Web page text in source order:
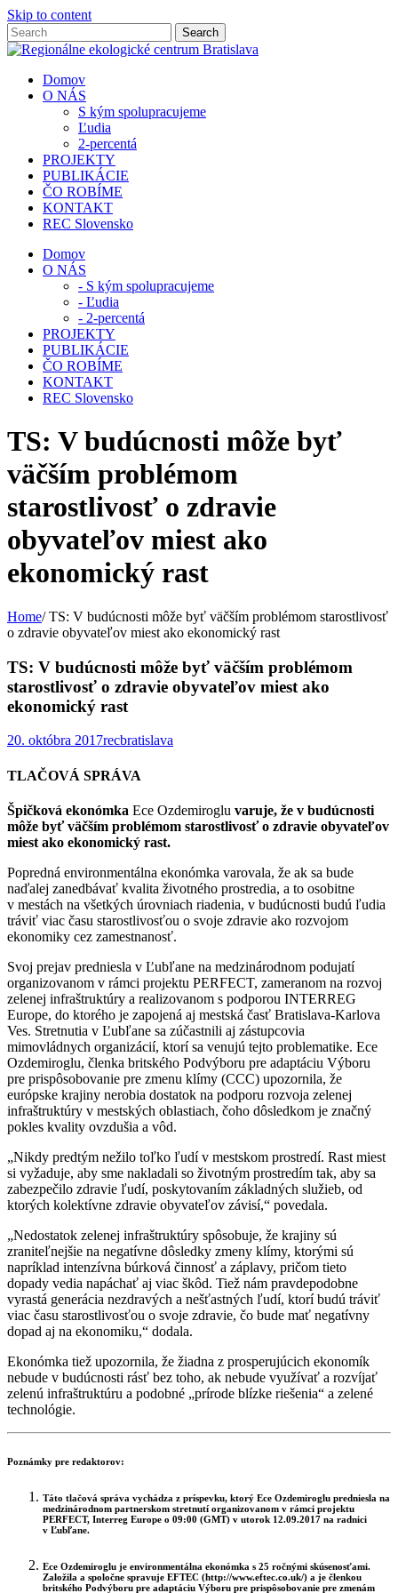
Skip to content
Domov
O NÁS
S kým spolupracujeme
Ľudia
2-percentá
PROJEKTY
PUBLIKÁCIE
ČO ROBÍME
KONTAKT
REC Slovensko
Domov
O NÁS
- S kým spolupracujeme
- Ľudia
- 2-percentá
PROJEKTY
PUBLIKÁCIE
ČO ROBÍME
KONTAKT
REC Slovensko
TS: V budúcnosti môže byť
väčším problémom
starostlivosť o zdravie
obyvateľov miest ako
ekonomický rast
Home/TS: V budúcnosti môže byť väčším problémom starostlivosť
o zdravie obyvateľov miest ako ekonomický rast
TS: V budúcnosti môže byť väčším problémom
starostlivosť o zdravie obyvateľov miest ako
ekonomický rast
20. októbra 2017recbratislava
TLAČOVÁ SPRÁVA
Špičková ekonómka Ece Ozdemiroglu varuje, že v budúcnosti
môže byť väčším problémom starostlivosť o zdravie obyvateľov
miest ako ekonomický rast.
Popredná environmentálna ekonómka varovala, že ak sa bude
naďalej zanedbávať kvalita životného prostredia, a to osobitne
v mestách na všetkých úrovniach riadenia, v budúcnosti budú ľudia
tráviť viac času starostlivosťou o svoje zdravie ako rozvojom
ekonomiky cez zamestnanosť.
Svoj prejav predniesla v Ľubľane na medzinárodnom podujatí
organizovanom v rámci projektu PERFECT, zameranom na rozvoj
zelenej infraštruktúry a realizovanom s podporou INTERREG
Europe, do ktorého je zapojená aj mestská časť Bratislava-Karlova
Ves. Stretnutia v Ľubľane sa zúčastnili aj zástupcovia
mimovládnych organizácií, ktorí sa venujú tejto problematike. Ece
Ozdemiroglu, členka britského Podvýboru pre adaptáciu Výboru
pre prispôsobovanie pre zmenu klímy (CCC) upozornila, že
európske krajiny nerobia dostatok na podporu rozvoja zelenej
infraštruktúry v mestských oblastiach, čoho dôsledkom je značný
pokles kvality ovzdušia a vôd.
„Nikdy predtým nežilo toľko ľudí v mestskom prostredí. Rast miest
si vyžaduje, aby sme nakladali so životným prostredím tak, aby sa
zabezpečilo zdravie ľudí, poskytovaním základných služieb, od
ktorých kolektívne zdravie obyvateľov závisí,“ povedala.
„Nedostatok zelenej infraštruktúry spôsobuje, že krajiny sú
zraniteľnejšie na negatívne dôsledky zmeny klímy, ktorými sú
napríklad intenzívna búrková činnosť a záplavy, pričom tieto
dopady vedia napáchať aj viac škôd. Tiež nám pravdepodobne
vyrastá generácia nezdravých a nešťastných ľudí, ktorí budú tráviť
viac času starostlivosťou o svoje zdravie, čo bude mať negatívny
dopad aj na ekonomiku,“ dodala.
Ekonómka tiež upozornila, že žiadna z prosperujúcich ekonomík
nebude v budúcnosti rásť bez toho, ak nebude využívať a rozvíjať
zelenú infraštruktúru a podobné „prírode blízke riešenia“ a zelené
technológie.
Poznámky pre redaktorov:
Táto tlačová správa vychádza z príspevku, ktorý Ece Ozdemiroglu predniesla na
medzinárodnom partnerskom stretnutí organizovanom v rámci projektu
PERFECT, Interreg Europe o 09:00 (GMT) v utorok 12.09.2017 na radnici
v Ľubľane.
Ece Ozdemiroglu je environmentálna ekonómka s 25 ročnými skúsenosťami.
Založila a spoločne spravuje EFTEC (http://www.eftec.co.uk/) a je členkou
britského Podvýboru pre adaptáciu Výboru pre prispôsobovanie pre zmenám